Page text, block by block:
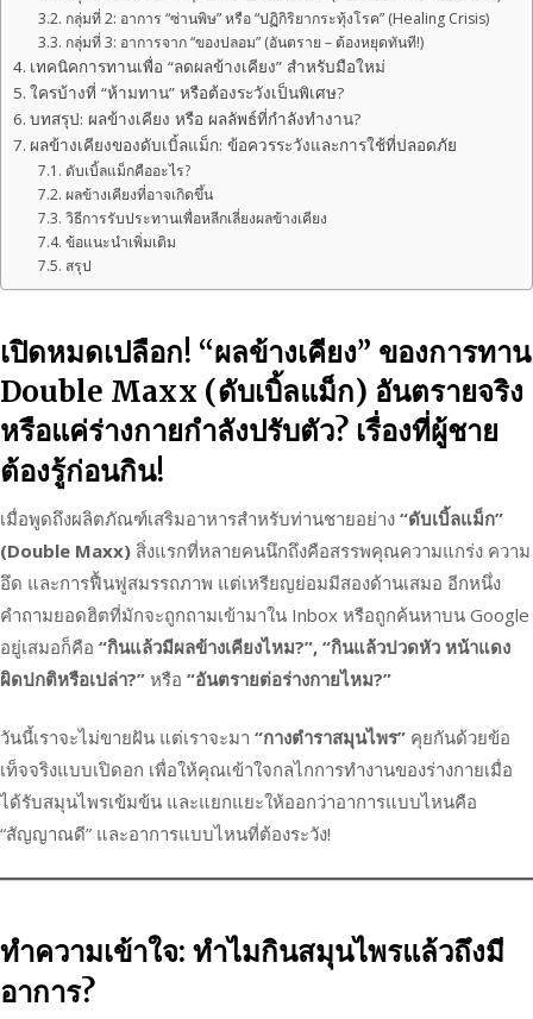
กลุ่มที่ 2: อาการ “ซ่านพิษ” หรือ “ปฏิกิริยากระทุ้งโรค” (Healing Crisis)
กลุ่มที่ 3: อาการจาก “ของปลอม” (อันตราย – ต้องหยุดทันที!)
เทคนิคการทานเพื่อ “ลดผลข้างเคียง” สำหรับมือใหม่
ใครบ้างที่ “ห้ามทาน” หรือต้องระวังเป็นพิเศษ?
บทสรุป: ผลข้างเคียง หรือ ผลลัพธ์ที่กำลังทำงาน?
ผลข้างเคียงของดับเบิ้ลแม็ก: ข้อควรระวังและการใช้ที่ปลอดภัย
ดับเบิ้ลแม็กคืออะไร?
ผลข้างเคียงที่อาจเกิดขึ้น
วิธีการรับประทานเพื่อหลีกเลี่ยงผลข้างเคียง
ข้อแนะนำเพิ่มเติม
สรุป
เปิดหมดเปลือก! “ผลข้างเคียง” ของการทาน
Double Maxx (ดับเบิ้ลแม็ก) อันตรายจริง
หรือแค่ร่างกายกำลังปรับตัว? เรื่องที่ผู้ชาย
ต้องรู้ก่อนกิน!
เมื่อพูดถึงผลิตภัณฑ์เสริมอาหารสำหรับท่านชายอย่าง “ดับเบิ้ลแม็ก”
(Double Maxx) สิ่งแรกที่หลายคนนึกถึงคือสรรพคุณความแกร่ง ความ
อึด และการฟื้นฟูสมรรถภาพ แต่เหรียญย่อมมีสองด้านเสมอ อีกหนึ่ง
คำถามยอดฮิตที่มักจะถูกถามเข้ามาใน Inbox หรือถูกค้นหาบน Google
อยู่เสมอก็คือ “กินแล้วมีผลข้างเคียงไหม?”, “กินแล้วปวดหัว หน้าแดง
ผิดปกติหรือเปล่า?” หรือ “อันตรายต่อร่างกายไหม?”
วันนี้เราจะไม่ขายฝัน แต่เราจะมา “กางตำราสมุนไพร” คุยกันด้วยข้อ
เท็จจริงแบบเปิดอก เพื่อให้คุณเข้าใจกลไกการทำงานของร่างกายเมื่อ
ได้รับสมุนไพรเข้มข้น และแยกแยะให้ออกว่าอาการแบบไหนคือ
“สัญญาณดี” และอาการแบบไหนที่ต้องระวัง!
ทำความเข้าใจ: ทำไมกินสมุนไพรแล้วถึงมี
อาการ?